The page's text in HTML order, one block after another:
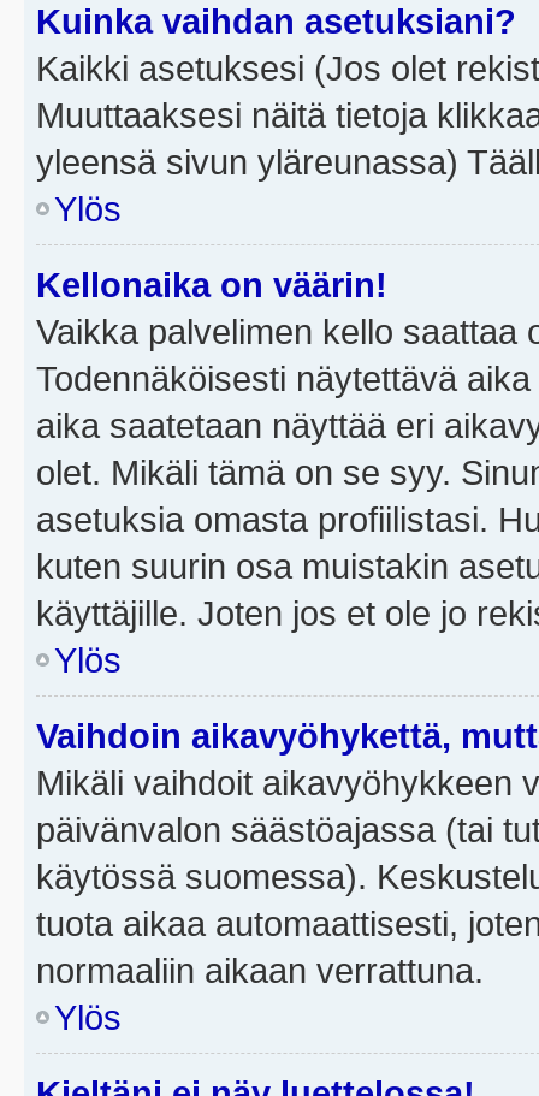
Kuinka vaihdan asetuksiani?
Kaikki asetuksesi (Jos olet
Muuttaaksesi näitä tietoja
yleensä sivun yläreunassa)
Ylös
Kellonaika on väärin!
Vaikka palvelimen kello saattaa
Todennäköisesti näytettävä
aika saatetaan näyttää eri
olet. Mikäli tämä on se syy.
asetuksia omasta profiilistasi.
kuten suurin osa muistakin
käyttäjille. Joten jos et ole jo
Ylös
Vaihdoin aikavyöhykettä,
Mikäli vaihdoit aikavyöhykkeen
päivänvalon säästöajassa (tai
käytössä suomessa).
tuota aikaa automaattisesti,
normaaliin aikaan verrattuna.
Ylös